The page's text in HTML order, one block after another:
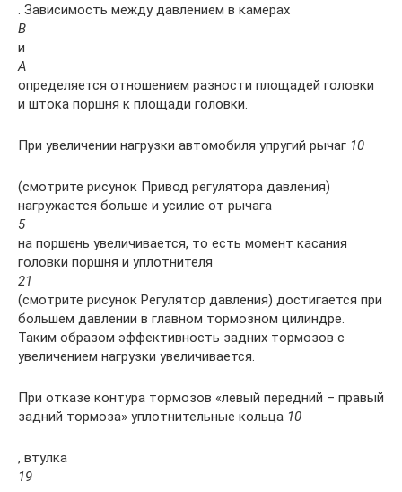
. Зависимость между давлением в камерах
В
и
А
определяется отношением разности площадей головки
и штока поршня к площади головки.
При увеличении нагрузки автомобиля упругий рычаг 10
(смотрите рисунок Привод регулятора давления)
нагружается больше и усилие от рычага
5
на поршень увеличивается, то есть момент касания
головки поршня и уплотнителя
21
(смотрите рисунок Регулятор давления) достигается при
большем давлении в главном тормозном цилиндре.
Таким образом эффективность задних тормозов с
увеличением нагрузки увеличивается.
При отказе контура тормозов «левый передний – правый
задний тормоза» уплотнительные кольца 10
, втулка
19